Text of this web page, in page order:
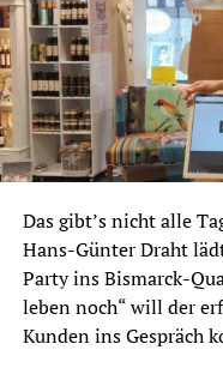
Das gibt’s nicht alle
Hans-Günter Draht
Party ins Bismarck-
leben noch“ will der
Kunden ins Gespräch